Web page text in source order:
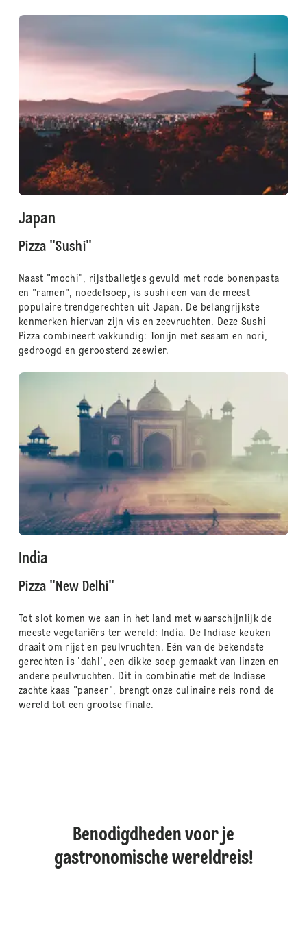
Japan
Pizza "Sushi"
Naast "mochi", rijstballetjes gevuld met rode bonenpasta
en "ramen", noedelsoep, is sushi een van de meest
populaire trendgerechten uit Japan. De belangrijkste
kenmerken hiervan zijn vis en zeevruchten. Deze Sushi
Pizza combineert vakkundig: Tonijn met sesam en nori,
gedroogd en geroosterd zeewier.
India
Pizza "New Delhi"
Tot slot komen we aan in het land met waarschijnlijk de
meeste vegetariërs ter wereld: India. De Indiase keuken
draait om rijst en peulvruchten. Eén van de bekendste
gerechten is 'dahl', een dikke soep gemaakt van linzen en
andere peulvruchten. Dit in combinatie met de Indiase
zachte kaas "paneer", brengt onze culinaire reis rond de
wereld tot een grootse finale.
Benodigdheden voor je
gastronomische wereldreis!